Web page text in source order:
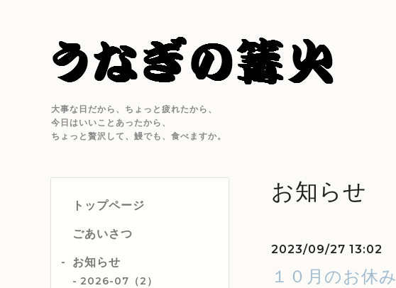
大事な日だから、ちょっと疲れたから、
今日はいいことあったから、
ちょっと贅沢して、鰻でも、食べますか。
トップページ
ごあいさつ
お知らせ
2026-07（2）
お知らせ
2023/09/27 13:02
１０月のお休み